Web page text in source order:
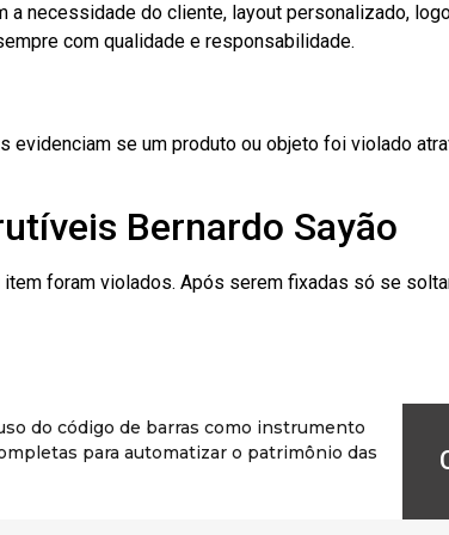
necessidade do cliente, layout personalizado,
com qualidade e responsabilidade.
se um produto ou objeto foi violado
Bernardo Sayão
foram violados. Após serem fixadas só se
do código de barras como instrumento
para automatizar o patrimônio das